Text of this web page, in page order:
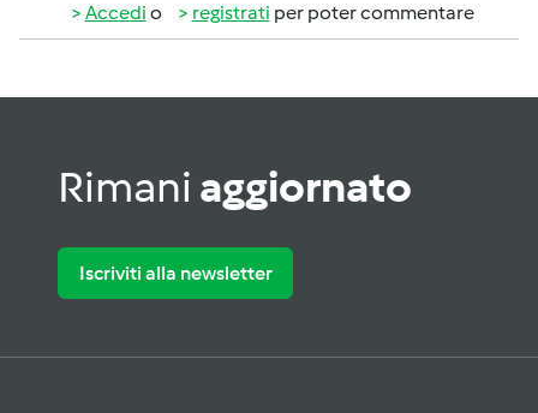
Accedi o registrati per poter commentare
Rimani aggiornato
Iscriviti alla newsletter